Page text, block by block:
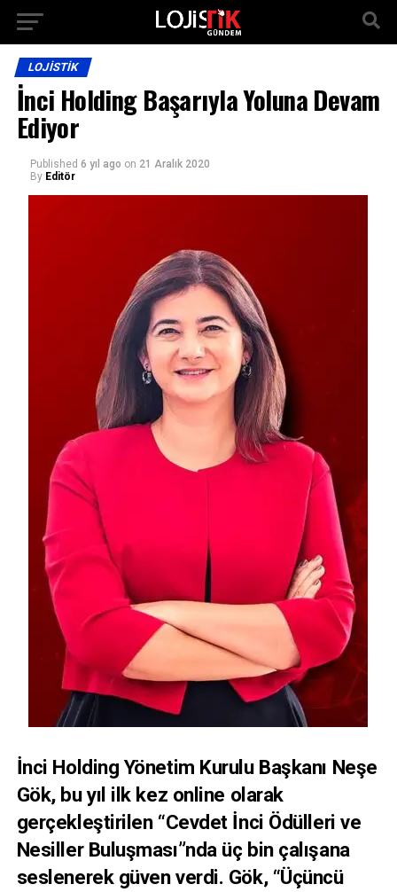
LOJISTIK
İnci Holding Başarıyla Yoluna Devam
Ediyor
Published 6 yıl ago on 21 Aralık 2020
By Editör
İnci Holding Yönetim Kurulu Başkanı Neşe
Gök, bu yıl ilk kez online olarak
gerçekleştirilen “Cevdet İnci Ödülleri ve
Nesiller Buluşması”nda üç bin çalışana
seslenerek güven verdi. Gök, “Üçüncü